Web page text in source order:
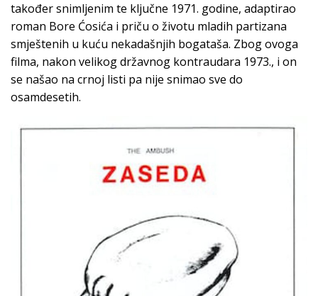
također snimljenim te ključne 1971. godine, adaptirao
roman Bore Ćosića i priču o životu mladih partizana
smještenih u kuću nekadašnjih bogataša. Zbog ovoga
filma, nakon velikog državnog kontraudara 1973., i on
se našao na crnoj listi pa nije snimao sve do
osamdesetih.